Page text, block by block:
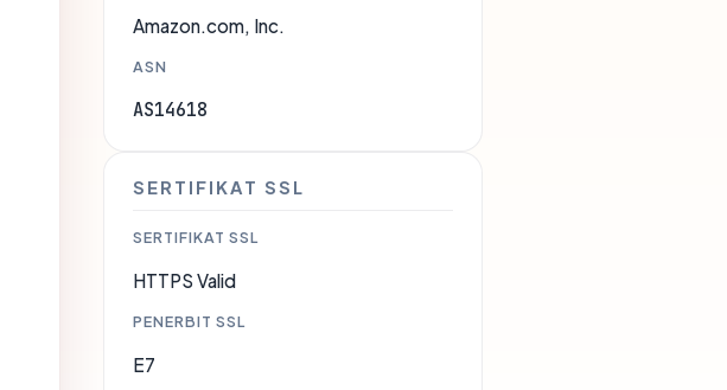
Amazon.com, Inc.
ASN
AS14618
SERTIFIKAT SSL
SERTIFIKAT SSL
HTTPS Valid
PENERBIT SSL
E7